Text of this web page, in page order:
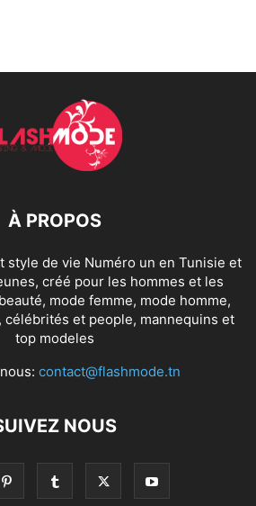
À PROPOS
style de vie Numéro un en Tunisie et
créé pour les hommes et les
mode femme, mode homme,
et people, mannequins et
top modeles
contact@flashmode.tn
NOUS